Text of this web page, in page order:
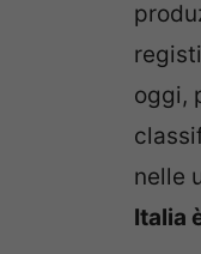
oggi,
nelle
Italia